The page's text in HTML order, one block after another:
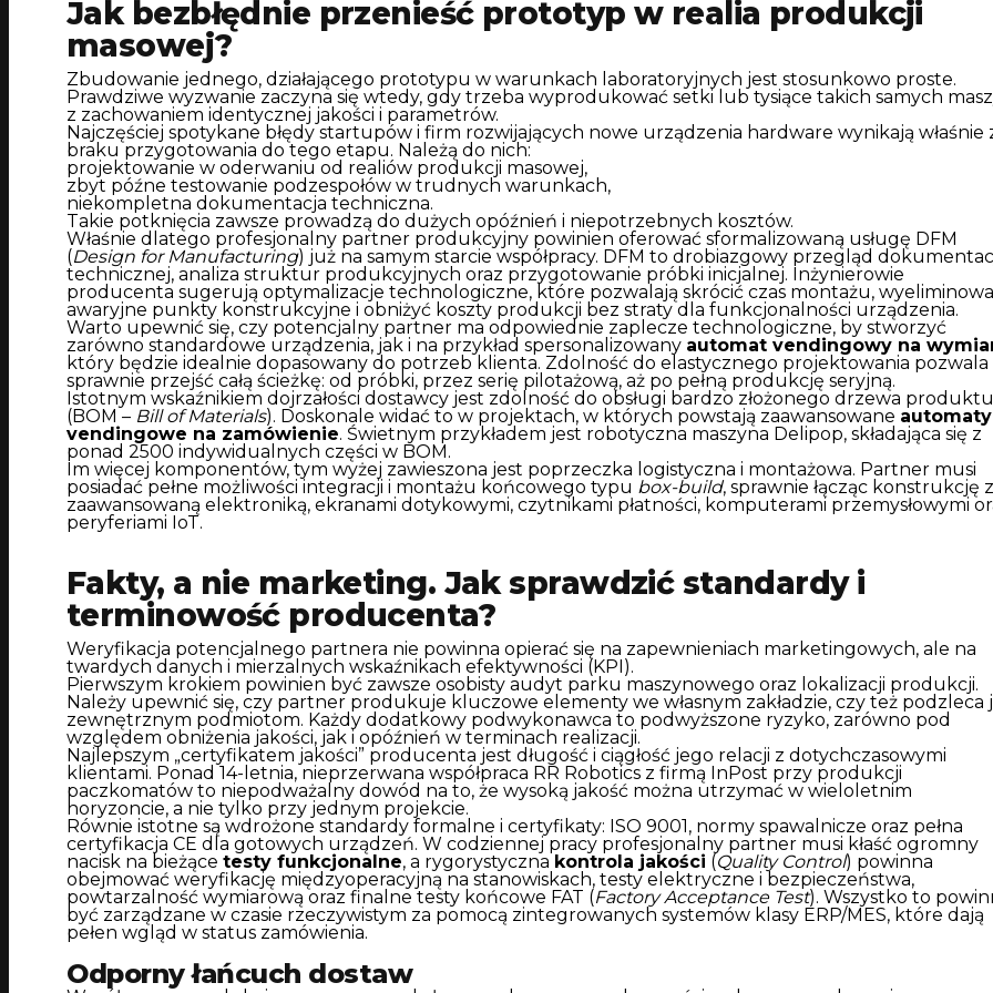
Jak bezbłędnie przenieść prototyp w realia produkcji
masowej?
Zbudowanie jednego, działającego prototypu w warunkach laboratoryjnych jest stosunkowo proste.
Prawdziwe wyzwanie zaczyna się wtedy, gdy trzeba wyprodukować setki lub tysiące takich samych
z zachowaniem identycznej jakości i parametrów.
Najczęściej spotykane błędy startupów i firm rozwijających nowe urządzenia hardware wynikają właśnie
braku przygotowania do tego etapu. Należą do nich:
projektowanie w oderwaniu od realiów produkcji masowej,
zbyt późne testowanie podzespołów w trudnych warunkach,
niekompletna dokumentacja techniczna.
Takie potknięcia zawsze prowadzą do dużych opóźnień i niepotrzebnych kosztów.
Właśnie dlatego profesjonalny partner produkcyjny powinien oferować sformalizowaną usługę DFM
(Design for Manufacturing) już na samym starcie współpracy. DFM to drobiazgowy przegląd
technicznej, analiza struktur produkcyjnych oraz przygotowanie próbki inicjalnej. Inżynierowie
producenta sugerują optymalizacje technologiczne, które pozwalają skrócić czas montażu,
awaryjne punkty konstrukcyjne i obniżyć koszty produkcji bez straty dla funkcjonalności urządzenia.
Warto upewnić się, czy potencjalny partner ma odpowiednie zaplecze technologiczne, by stworzyć
zarówno standardowe urządzenia, jak i na przykład spersonalizowany automat vendingowy na
który będzie idealnie dopasowany do potrzeb klienta. Zdolność do elastycznego projektowania pozwala
sprawnie przejść całą ścieżkę: od próbki, przez serię pilotażową, aż po pełną produkcję seryjną.
Istotnym wskaźnikiem dojrzałości dostawcy jest zdolność do obsługi bardzo złożonego drzewa produktu
(BOM – Bill of Materials). Doskonale widać to w projektach, w których powstają zaawansowane automaty
vendingowe na zamówienie. Świetnym przykładem jest robotyczna maszyna Delipop, składająca się z
ponad 2500 indywidualnych części w BOM.
Im więcej komponentów, tym wyżej zawieszona jest poprzeczka logistyczna i montażowa. Partner musi
posiadać pełne możliwości integracji i montażu końcowego typu box-build, sprawnie łącząc konstrukcję z
zaawansowaną elektroniką, ekranami dotykowymi, czytnikami płatności, komputerami przemysłowymi
peryferiami IoT.
Fakty, a nie marketing. Jak sprawdzić standardy i
terminowość producenta?
Weryfikacja potencjalnego partnera nie powinna opierać się na zapewnieniach marketingowych, ale na
twardych danych i mierzalnych wskaźnikach efektywności (KPI).
Pierwszym krokiem powinien być zawsze osobisty audyt parku maszynowego oraz lokalizacji produkcji.
Należy upewnić się, czy partner produkuje kluczowe elementy we własnym zakładzie, czy też podzleca
zewnętrznym podmiotom. Każdy dodatkowy podwykonawca to podwyższone ryzyko, zarówno pod
względem obniżenia jakości, jak i opóźnień w terminach realizacji.
Najlepszym „certyfikatem jakości” producenta jest długość i ciągłość jego relacji z dotychczasowymi
klientami. Ponad 14-letnia, nieprzerwana współpraca RR Robotics z firmą InPost przy produkcji
paczkomatów to niepodważalny dowód na to, że wysoką jakość można utrzymać w wieloletnim
horyzoncie, a nie tylko przy jednym projekcie.
Równie istotne są wdrożone standardy formalne i certyfikaty: ISO 9001, normy spawalnicze oraz pełna
certyfikacja CE dla gotowych urządzeń. W codziennej pracy profesjonalny partner musi kłaść ogromny
nacisk na bieżące testy funkcjonalne, a rygorystyczna kontrola jakości (Quality Control) powinna
obejmować weryfikację międzyoperacyjną na stanowiskach, testy elektryczne i bezpieczeństwa,
powtarzalność wymiarową oraz finalne testy końcowe FAT (Factory Acceptance Test). Wszystko to
być zarządzane w czasie rzeczywistym za pomocą zintegrowanych systemów klasy ERP/MES, które dają
pełen wgląd w status zamówienia.
Odporny łańcuch dostaw